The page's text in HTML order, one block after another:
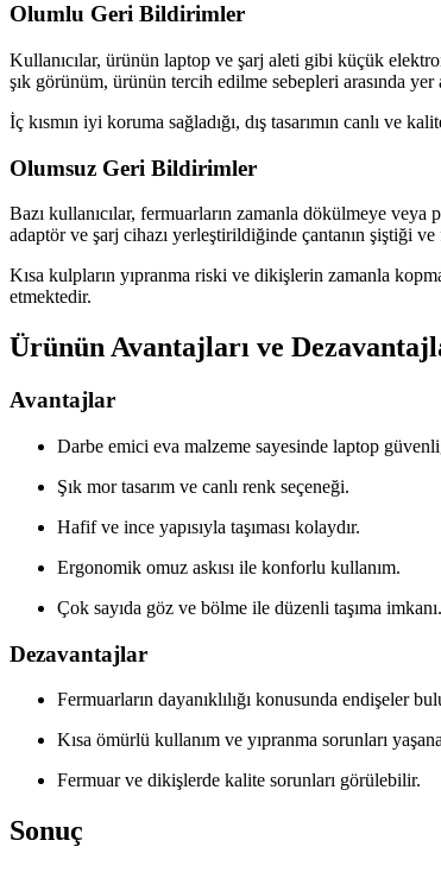
Olumlu Geri Bildirimler
Kullanıcılar, ürünün laptop ve şarj aleti gibi küçük
şık görünüm, ürünün tercih edilme sebepleri arasında yer
İç kısmın iyi koruma sağladığı, dış tasarımın canlı ve
Olumsuz Geri Bildirimler
Bazı kullanıcılar, fermuarların zamanla dökülmeye veya
adaptör ve şarj cihazı yerleştirildiğinde çantanın şiştiği
Kısa kulpların yıpranma riski ve dikişlerin zamanla
etmektedir.
Ürünün Avantajları ve
Avantajlar
Darbe emici eva malzeme sayesinde laptop
Şık mor tasarım ve canlı renk seçeneği.
Hafif ve ince yapısıyla taşıması kolaydır.
Ergonomik omuz askısı ile konforlu kullanım.
Çok sayıda göz ve bölme ile düzenli taşıma imkanı.
Dezavantajlar
Fermuarların dayanıklılığı konusunda endişeler
Kısa ömürlü kullanım ve yıpranma sorunları
Fermuar ve dikişlerde kalite sorunları görülebilir.
Sonuç